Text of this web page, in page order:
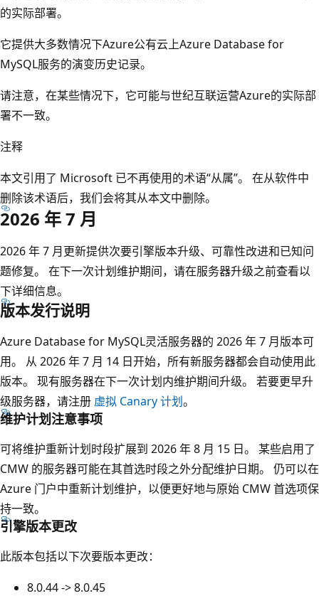
的实际部署。
它提供大多数情况下Azure公有云上Azure Database for
MySQL服务的演变历史记录。
请注意，在某些情况下，它可能与世纪互联运营Azure的实际部
署不一致。
注释
本文引用了 Microsoft 已不再使用的术语“从属”。 在从软件中
删除该术语后，我们会将其从本文中删除。
2026 年 7 月
2026 年 7 月更新提供次要引擎版本升级、可靠性改进和已知问
题修复。 在下一次计划维护期间，请在服务器升级之前查看以
下详细信息。
版本发行说明
Azure Database for MySQL灵活服务器的 2026 年 7 月版本可
用。 从 2026 年 7 月 14 日开始，所有新服务器都会自动使用此
版本。 现有服务器在下一次计划内维护期间升级。 若要更早升
级服务器，请注册 虚拟 Canary 计划。
维护计划注意事项
可将维护重新计划时段扩展到 2026 年 8 月 15 日。 某些启用了
CMW 的服务器可能在其首选时段之外分配维护日期。 仍可以在
Azure 门户中重新计划维护，以便更好地与原始 CMW 首选项保
持一致。
引擎版本更改
此版本包括以下次要版本更改：
8.0.44 -> 8.0.45